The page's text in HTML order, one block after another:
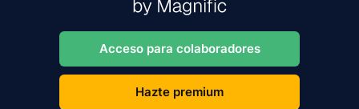
Acceso para colaboradores
Hazte premium